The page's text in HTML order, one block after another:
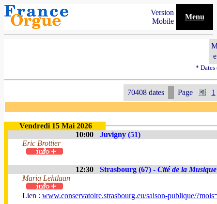
Version
Mobile
Menu
* Dates
70408 dates Page 1
Vendredi 15 Mai 2026
10:00
Juvigny (51)
Eric Brottier
12:30 Strasbourg (67) - Cité de la
Maria Lehtlaan
Lien : www.conservatoire.strasbourg.eu/saison-publique/